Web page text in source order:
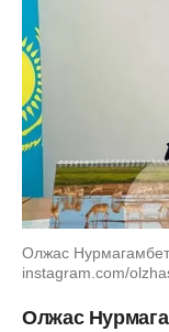
Олжас
instagram.com/
Олжас